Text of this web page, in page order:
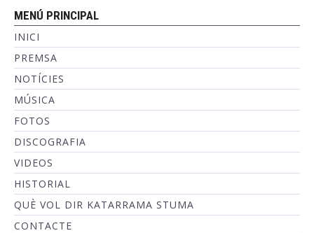
MENÚ PRINCIPAL
INICI
PREMSA
NOTÍCIES
MÚSICA
FOTOS
DISCOGRAFIA
VIDEOS
HISTORIAL
QUÈ VOL DIR KATARRAMA STUMA
CONTACTE